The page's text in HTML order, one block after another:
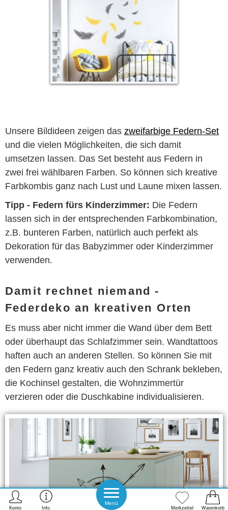
Unsere Bildideen zeigen das zweifarbige Federn-Set
und die vielen Möglichkeiten, die sich damit
umsetzen lassen. Das Set besteht aus Federn in
zwei frei wählbaren Farben. So können sich kreative
Farbkombis ganz nach Lust und Laune mixen lassen.
Tipp - Federn fürs Kinderzimmer: Die Federn
lassen sich in der entsprechenden Farbkombination,
z.B. bunteren Farben, natürlich auch perfekt als
Dekoration für das Babyzimmer oder Kinderzimmer
verwenden.
Damit rechnet niemand -
Federdeko an kreativen Orten
Es muss aber nicht immer die Wand über dem Bett
oder überhaupt das Schlafzimmer sein. Wandtattoos
haften auch an anderen Stellen. So können Sie mit
den Federn ganz kreativ auch den Schrank bekleben,
die Kochinsel gestalten, die Wohnzimmertür
verzieren oder die Duschkabine individualisieren.
Warenkorb
Merkzettel
Menü
Konto Info